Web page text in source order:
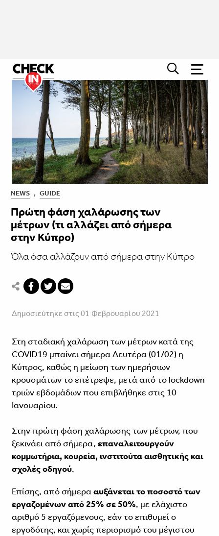
NEWS , GUIDE
Πρώτη φάση χαλάρωσης των
μέτρων (τι αλλάζει από σήμερα
στην Κύπρο)
Όλα όσα αλλάζουν από σήμερα στην Κύπρο
Δημοσιεύτηκε στις 01 Φεβρουαρίου 2021
Στη σταδιακή χαλάρωση των μέτρων κατά της
COVID19 μπαίνει σήμερα Δευτέρα (01/02) η
Κύπρος, καθώς η μείωση των ημερήσιων
κρουσμάτων το επέτρεψε, μετά από το lockdown
τριών εβδομάδων που επιβλήθηκε στις 10
Ιανουαρίου.
Στην πρώτη φάση χαλάρωσης των μέτρων, που
ξεκινάει από σήμερα, επαναλειτουργούν
κομμωτήρια, κουρεία, ινστιτούτα αισθητικής και
σχολές οδηγού.
Επίσης, από σήμερααυξάνεται το ποσοστό των
εργαζομένων από 25% σε 50%, με ελάχιστο
αριθμό 5 εργαζόμενους, εάν το επιθυμεί ο
εργοδότης, και χωρίς περιορισμό του μέγιστου